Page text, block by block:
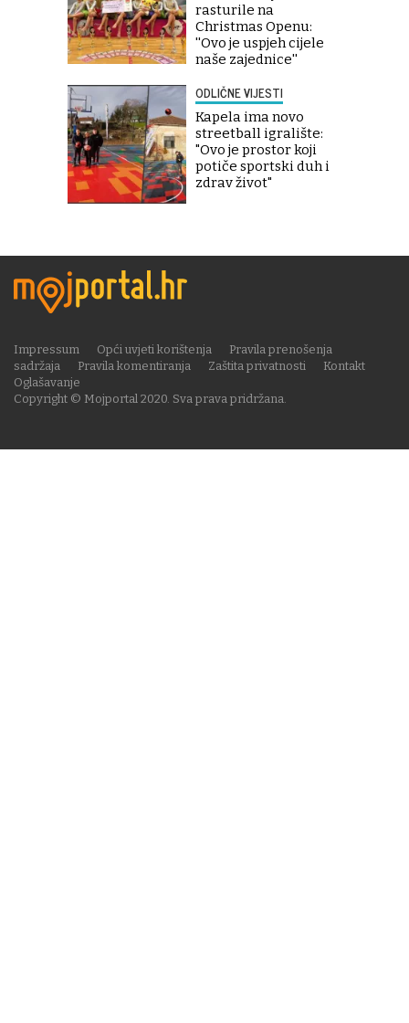
rasturile na
Christmas Openu:
''Ovo je uspjeh cijele
naše zajednice''
ODLIČNE VIJESTI
Kapela ima novo
streetball igralište:
"Ovo je prostor koji
potiče sportski duh i
zdrav život"
Copyright © Mojportal 2020. Sva prava pridržana.
Impressum Opći uvjeti korištenja
Pravila prenošenja
sadržaja
Pravila komentiranja Zaštita privatnosti
Kontakt
Oglašavanje